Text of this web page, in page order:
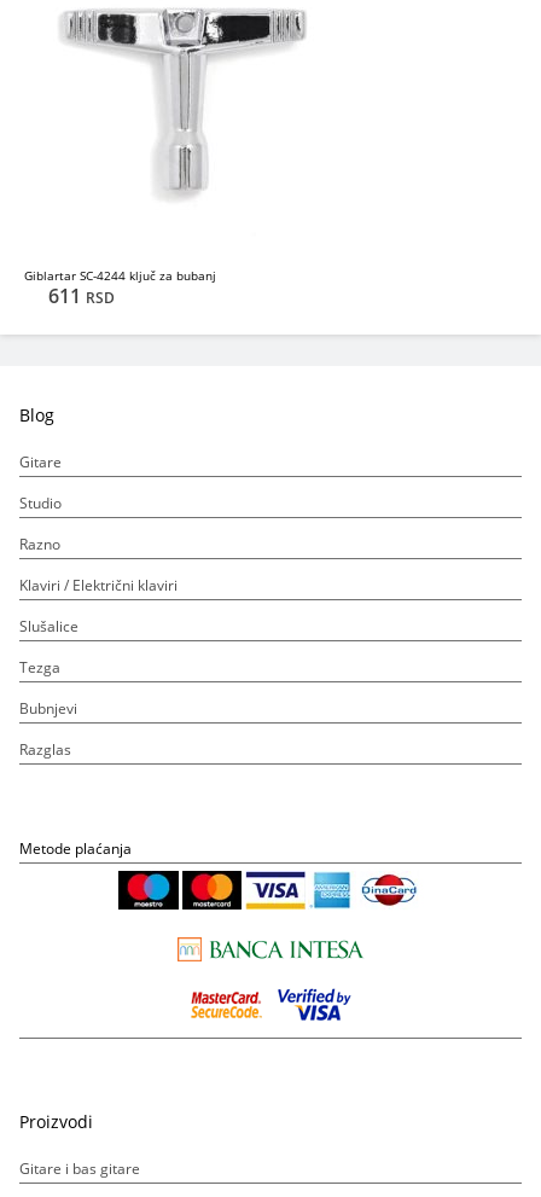
Giblartar SC-4244 ključ za bubanj
611 RSD
Blog
Gitare
Studio
Razno
Klaviri / Električni klaviri
Slušalice
Tezga
Bubnjevi
Razglas
Metode plaćanja
Proizvodi
Gitare i bas gitare